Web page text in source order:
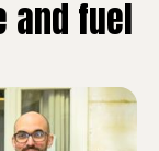
and fuel